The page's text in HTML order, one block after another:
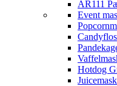
AR111
Event
Hotdog